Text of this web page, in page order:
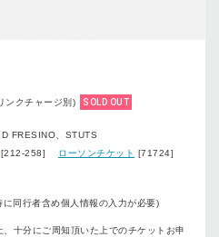
クチャージ別)
SOLD OUT
FRESINO、STUTS
[212-258] ローソンチケット [71724]
同行者含め個人情報の入力が必要)
十分にご周知頂いた上でのチケットお申